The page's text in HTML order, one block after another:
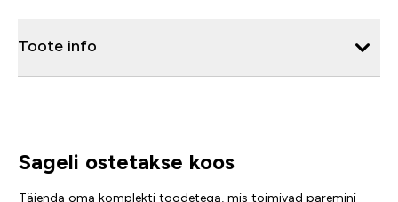
Toote info
Sageli ostetakse koos
Täienda oma komplekti toodetega, mis toimivad paremini